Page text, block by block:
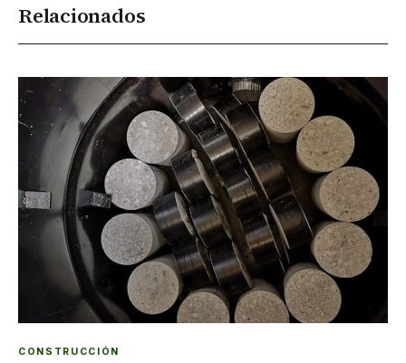
Relacionados
CONSTRUCCIÓN